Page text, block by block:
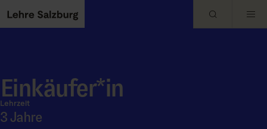
Skip to main content
Einkäufer*in
Lehrzeit
3 Jahre